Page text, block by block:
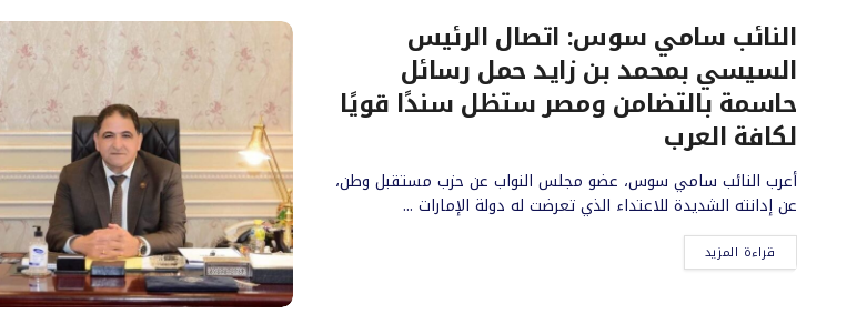
النائب سامي سوس: اتصال الرئيس
السيسي بمحمد بن زايد حمل رسائل
حاسمة بالتضامن ومصر ستظل سندًا قويًا
لكافة العرب
أعرب النائب سامي سوس، عضو مجلس النواب عن حزب مستقبل وطن،
عن إدانته الشديدة للاعتداء الذي تعرضت له دولة الإمارات ...
قراءة المزيد